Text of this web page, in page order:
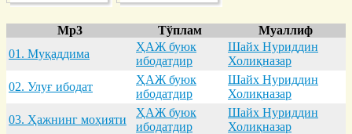
Mp3 Тўплам
Муаллиф
01. Муқaддимa
ҲАЖ буюк
ибодатдир
Шайх Нуриддин
Холиқназар
02. Улуғ ибодaт
ҲАЖ буюк
ибодатдир
Шайх Нуриддин
Холиқназар
03. Ҳaжнинг моҳияти
ҲАЖ буюк
ибодатдир
Шайх Нуриддин
Холиқназар